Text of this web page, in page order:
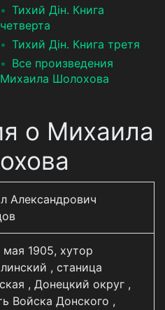
Тихий Дін. Книга
четверта
Тихий Дін. Книга третя
Все произведения
Михаила Шолохова
о Михаила
Александрович
мая 1905, хутор
, станица
, Донецкий округ ,
Войска Донского ,